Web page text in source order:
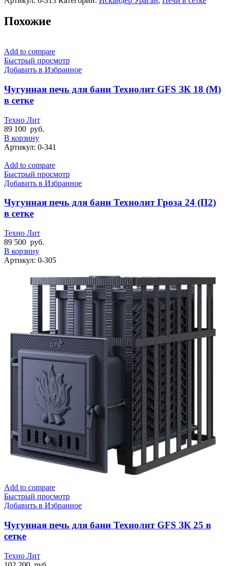
Похожие
Add to compare
Быстрый просмотр
Добавить в Избранное
Чугунная печь для бани Технолит GFS ЗК 18 (М)
в сетке
Техно Лит
89 100 руб.
В корзину
Артикул: 0-341
Add to compare
Быстрый просмотр
Добавить в Избранное
Чугунная печь для бани Технолит Гроза 24 (П2)
в сетке
Техно Лит
89 500 руб.
В корзину
Артикул: 0-305
Add to compare
Быстрый просмотр
Добавить в Избранное
Чугунная печь для бани Технолит GFS ЗК 25 в
сетке
Техно Лит